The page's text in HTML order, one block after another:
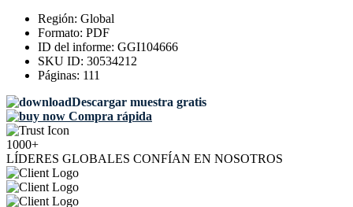
Región: Global
Formato: PDF
ID del informe: GGI104666
SKU ID: 30534212
Páginas: 111
Descargar muestra gratis
Compra rápida
1000+
LÍDERES GLOBALES CONFÍAN EN NOSOTROS